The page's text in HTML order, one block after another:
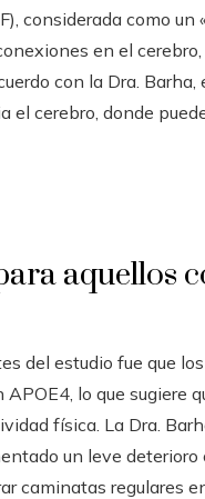
considerada como un
en el
con la Dra.
el cerebro, donde
aquellos
del estudio fue que
lo que sugiere
física. La Dra.
un leve
caminatas regulares